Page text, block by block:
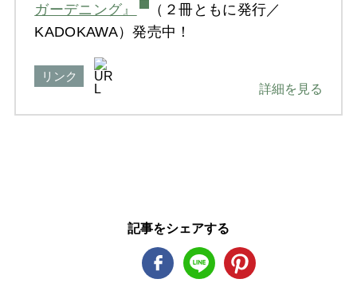
ガーデニング』
（２冊ともに発行／
KADOKAWA）発売中！
リンク
詳細を見る
記事をシェアする